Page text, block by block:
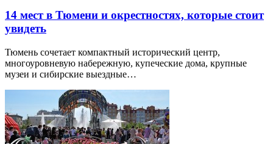
14 мест в Тюмени и окрестностях, которые стоит
увидеть
Тюмень сочетает компактный исторический центр,
многоуровневую набережную, купеческие дома, крупные
музеи и сибирские выездные…